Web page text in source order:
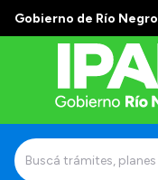
Gobierno de Río Negro